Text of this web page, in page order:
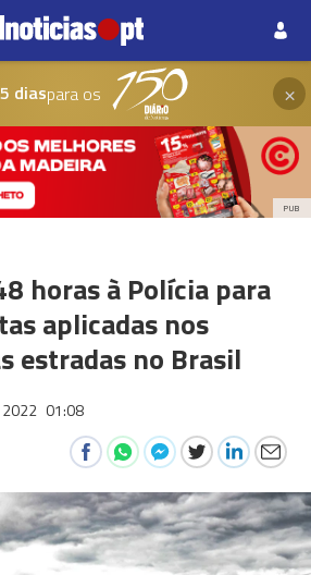
diaspara os ×
PUB
horas à Polícia para
aplicadas nos
estradas no Brasil
01:08